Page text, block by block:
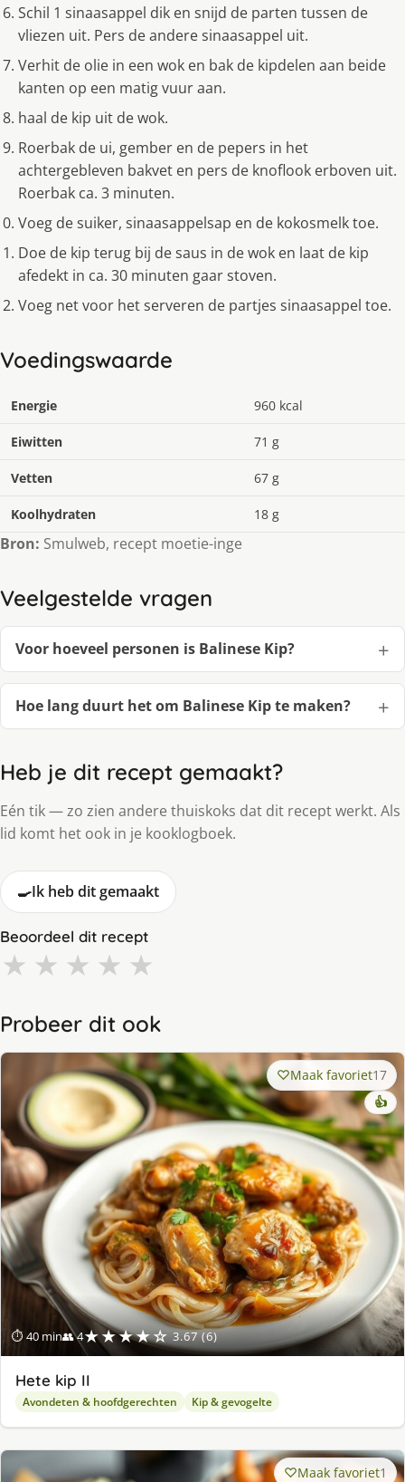
Schil 1 sinaasappel dik en snijd de parten tussen de
vliezen uit. Pers de andere sinaasappel uit.
Verhit de olie in een wok en bak de kipdelen aan beide
kanten op een matig vuur aan.
haal de kip uit de wok.
Roerbak de ui, gember en de pepers in het
achtergebleven bakvet en pers de knoflook erboven uit.
Roerbak ca. 3 minuten.
Voeg de suiker, sinaasappelsap en de kokosmelk toe.
Doe de kip terug bij de saus in de wok en laat de kip
afedekt in ca. 30 minuten gaar stoven.
Voeg net voor het serveren de partjes sinaasappel toe.
Voedingswaarde
Energie 960 kcal
Eiwitten 71 g
Vetten 67 g
Koolhydraten 18 g
Bron: Smulweb, recept moetie-inge
Veelgestelde vragen
Voor hoeveel personen is Balinese Kip?
Hoe lang duurt het om Balinese Kip te maken?
Heb je dit recept gemaakt?
Eén tik — zo zien andere thuiskoks dat dit recept werkt. Als
lid komt het ook in je kooklogboek.
🍳Ik heb dit gemaakt
Beoordeel dit recept
★ ★ ★ ★ ★
Probeer dit ook
⏱ 40 min👥 4★★★★☆ 3.67 (6)
Maak favoriet17
👍
Hete kip II
Avondeten & hoofdgerechten Kip & gevogelte
Maak favoriet1